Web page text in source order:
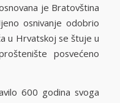
je Bratovština
osnivanje odobrio
u Hrvatskoj se štuje u
posvećeno
600 godina svoga